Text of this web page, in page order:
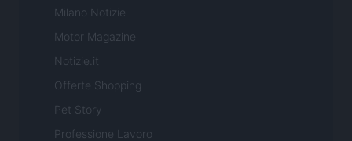
Milano Notizie
Motor Magazine
Notizie.it
Offerte Shopping
Pet Story
Professione Lavoro